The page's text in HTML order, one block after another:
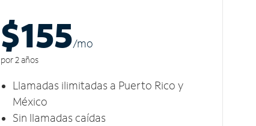
$155/mo
por 2 años
Llamadas ilimitadas a Puerto Rico y
México
Sin llamadas caídas